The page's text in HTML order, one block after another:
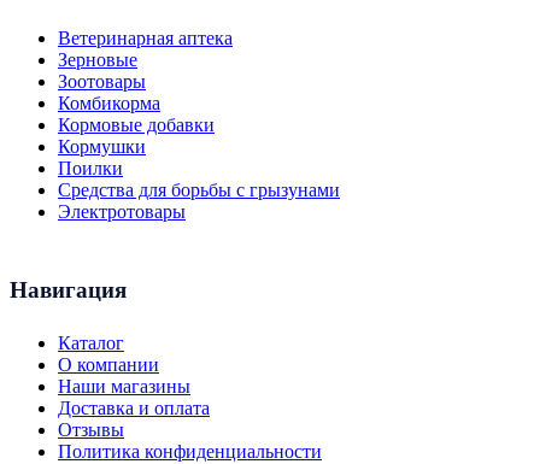
Ветеринарная аптека
Зерновые
Зоотовары
Комбикорма
Кормовые добавки
Кормушки
Поилки
Средства для борьбы с грызунами
Электротовары
Навигация
Каталог
О компании
Наши магазины
Доставка и оплата
Отзывы
Политика конфиденциальности